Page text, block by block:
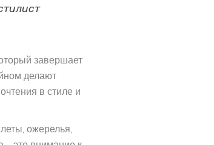
завершает
делают
в стиле и
ожерелья,